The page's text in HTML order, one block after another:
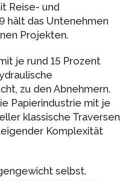
Reise- und
hält das Untenehmen
Projekten.
je rund 15 Prozent
zu den Abnehmern.
Papierindustrie mit je
klassische Traversen
Komplexität
selbst.